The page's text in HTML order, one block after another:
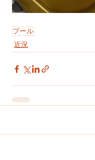
プール
近況